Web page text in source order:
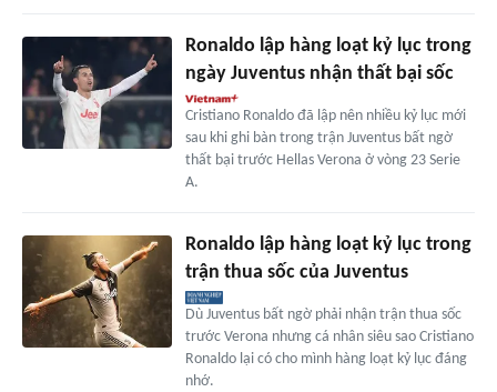
Ronaldo lập hàng loạt kỷ lục trong
ngày Juventus nhận thất bại sốc
Cristiano Ronaldo đã lập nên nhiều kỷ lục mới
sau khi ghi bàn trong trận Juventus bất ngờ
thất bại trước Hellas Verona ở vòng 23 Serie
A.
Ronaldo lập hàng loạt kỷ lục trong
trận thua sốc của Juventus
Dù Juventus bất ngờ phải nhận trận thua sốc
trước Verona nhưng cá nhân siêu sao Cristiano
Ronaldo lại có cho mình hàng loạt kỷ lục đáng
nhớ.